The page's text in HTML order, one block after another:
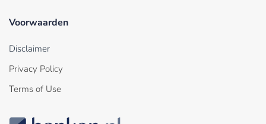
Voorwaarden
Disclaimer
Privacy Policy
Terms of Use